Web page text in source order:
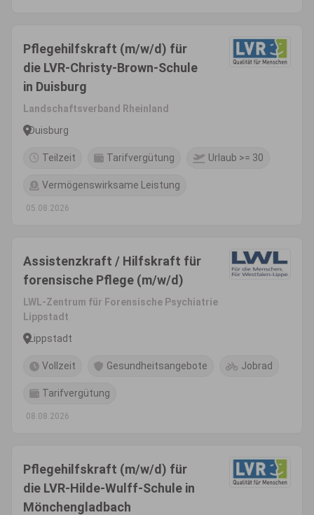
Pflegehilfskraft (m/w/d) für
die LVR-Christy-Brown-Schule
in Duisburg
Landschaftsverband Rheinland
Duisburg
Teilzeit Tarifvergütung Urlaub >= 30
Vermögenswirksame Leistung
05.08.2026
Assistenzkraft / Hilfskraft für
forensische Pflege (m/w/d)
LWL-Zentrum für Forensische Psychiatrie
Lippstadt
Lippstadt
Vollzeit Gesundheitsangebote Jobrad
Tarifvergütung
08.08.2026
Pflegehilfskraft (m/w/d) für
die LVR-Hilde-Wulff-Schule in
Mönchengladbach